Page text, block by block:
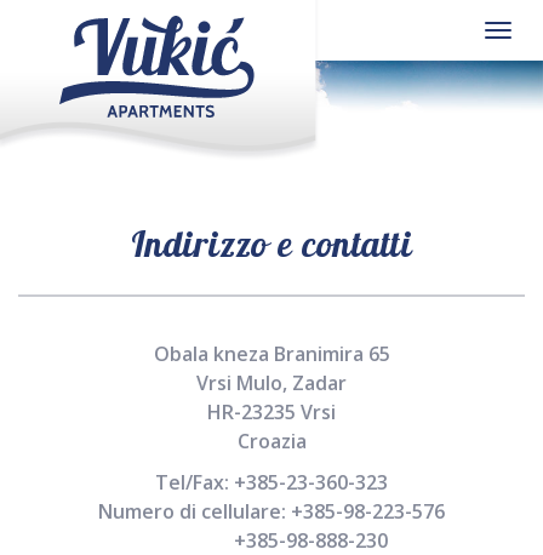
Menu
Indirizzo e contatti
Obala kneza Branimira 65
Vrsi Mulo, Zadar
HR-23235 Vrsi
Croazia
Tel/Fax: +385-23-360-323
Numero di cellulare: +385-98-223-576
+385-98-888-230